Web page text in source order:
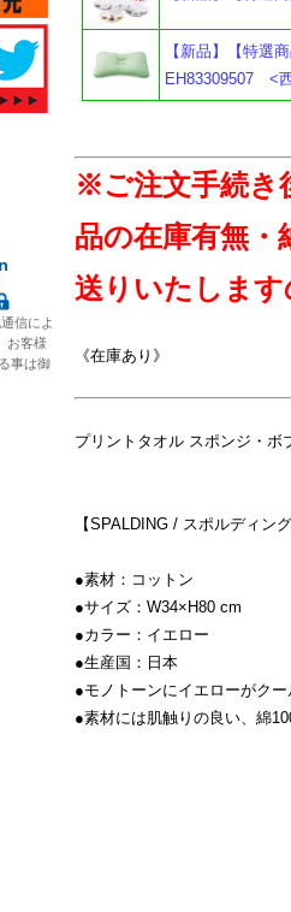
【新品】【特選
EH83309507 <
※ご注文手続き
品の在庫有無・
送りいたします
《在庫あり》
プリントタオル スポンジ・ボ
【SPALDING / スポルディング
●素材：コットン
●サイズ：W34×H80 cm
●カラー：イエロー
●生産国：日本
●モノトーンにイエローがク
●素材には肌触りの良い、綿
信によ
お客様
事は御